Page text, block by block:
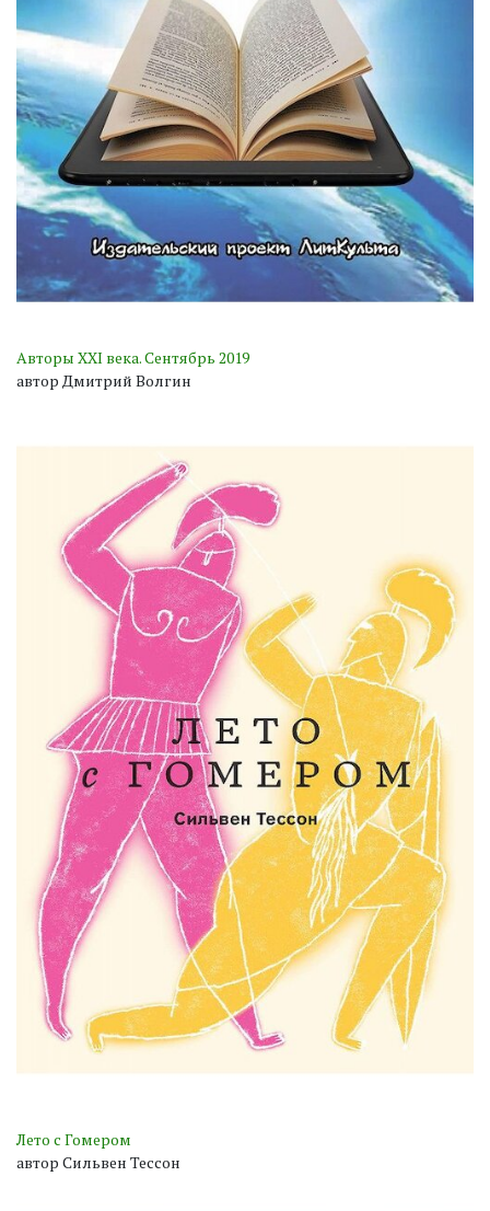
Авторы XXI века. Сентябрь 2019
автор Дмитрий Волгин
Лето с Гомером
автор Сильвен Тессон